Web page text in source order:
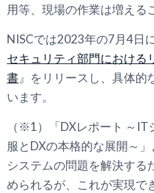
用等、現場の作業は増える
NISCでは2023年の7月4日
セキュリティ部門における
書』をリリースし、具体的
います。
（※1）「DXレポート ～
服とDXの本格的な展開～
システムの問題を解決する
められるが、これが実現で